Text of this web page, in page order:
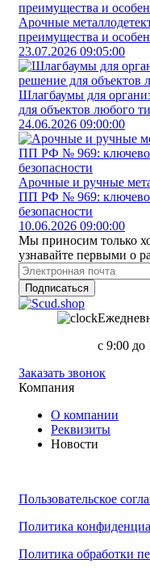
Арочные
преимущества и
23.07.2026 09:05:00
Шлагбаумы для
для объектов любого
24.06.2026 09:00:00
Арочные и ручные
ПП РФ № 969:
безопасности
10.06.2026 09:00:00
Мы приносим только
узнавайте первыми о
Подписаться
с 9:00 до
Заказать звонок
Компания
О компании
Реквизиты
Новости
Пользовательское
Политика
Политика обработки